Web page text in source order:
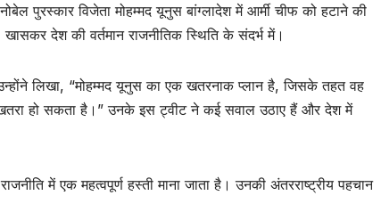
पुरस्कार विजेता मोहम्मद यूनुस बांग्लादेश में आर्मी चीफ को हटाने की
देश की वर्तमान राजनीतिक स्थिति के संदर्भ में।
लिखा, “मोहम्मद यूनुस का एक खतरनाक प्लान है, जिसके तहत वह
हो सकता है।” उनके इस ट्वीट ने कई सवाल उठाए हैं और देश में
में एक महत्वपूर्ण हस्ती माना जाता है। उनकी अंतरराष्ट्रीय पहचान